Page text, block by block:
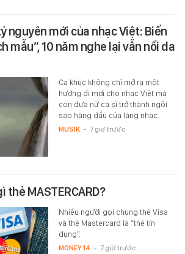
nguyên mới của nhạc Việt: Biến
mẫu”, 10 năm nghe lại vẫn nổi da
Ca khúc không chỉ mở ra một
hướng đi mới cho nhạc Việt mà
còn đưa nữ ca sĩ trở thành ngôi
sao hàng đầu của làng nhạc.
MUSIK - 7 giờ trước
thẻ MASTERCARD?
Nhiều người gọi chung thẻ Visa
và thẻ Mastercard là “thẻ tín
dụng”.
MONEY.14 - 7 giờ trước